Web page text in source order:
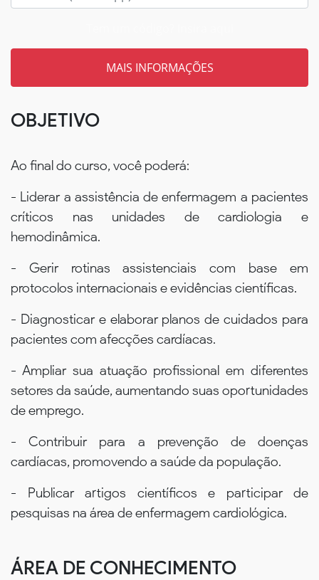
OBJETIVO
Ao final do curso, você poderá:
- Liderar a assistência de enfermagem a pacientes
críticos nas unidades de cardiologia e
hemodinâmica.
- Gerir rotinas assistenciais com base em
protocolos internacionais e evidências científicas.
- Diagnosticar e elaborar planos de cuidados para
pacientes com afecções cardíacas.
- Ampliar sua atuação profissional em diferentes
setores da saúde, aumentando suas oportunidades
de emprego.
- Contribuir para a prevenção de doenças
cardíacas, promovendo a saúde da população.
- Publicar artigos científicos e participar de
pesquisas na área de enfermagem cardiológica.
ÁREA DE CONHECIMENTO